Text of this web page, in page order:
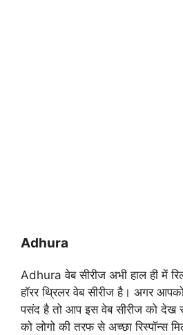
Adhura
Adhura वेब सीरीज अभी हाल ही में
हॉरर थ्रिलर वेब सीरीज है। अगर
पसंद है तो आप इस वेब सीरीज को देख
को लोगो की तरफ से अच्छा रिस्पॉन्स